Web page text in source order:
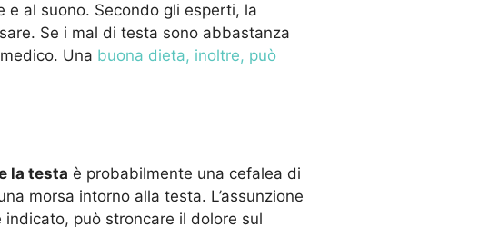
al suono. Secondo gli esperti, la
Se i mal di testa sono abbastanza
Una buona dieta, inoltre, può
la testa è probabilmente una cefalea di
morsa intorno alla testa. L’assunzione
può stroncare il dolore sul